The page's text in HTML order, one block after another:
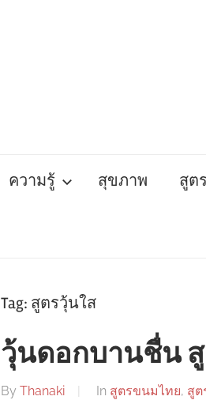
ความรู้ สุขภาพ สูต
Tag: สูตรวุ้นใส
วุ้นดอกบานชื่น
By Thanaki In สูตรขนมไทย, สูต